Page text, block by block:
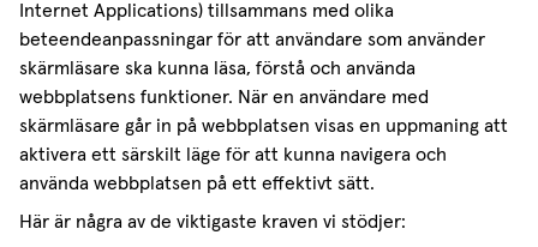
Internet Applications) tillsammans med olika
beteendeanpassningar för att användare som använder
skärmläsare ska kunna läsa, förstå och använda
webbplatsens funktioner. När en användare med
skärmläsare går in på webbplatsen visas en uppmaning att
aktivera ett särskilt läge för att kunna navigera och
använda webbplatsen på ett effektivt sätt.
Här är några av de viktigaste kraven vi stödjer: